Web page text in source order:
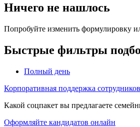
Ничего не нашлось
Попробуйте изменить формулировку
Быстрые фильтры
Полный день
Корпоративная поддержка сотрудников
Какой соцпакет вы предлагаете
Оформляйте кандидатов онлайн